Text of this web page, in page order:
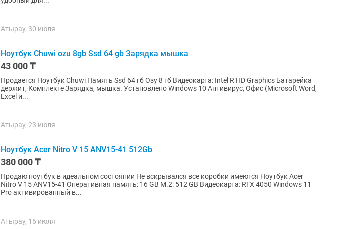
Атырау, 30 июля
Hoутбук Chuwi ozu 8gb Ssd 64 gb Зарядка мышка
43 000 ₸
Продается Ноутбук Chuwi Память Ssd 64 гб Озу 8 гб Видеокарта: Intel R HD Graphics Батарейка
держит, Комплекте Зарядка, мышка. Установлено Windows 10 Антивирус, Офис (Microsoft Word,
Excel и...
Атырау, 23 июля
Ноутбук Acer Nitro V 15 ANV15-41 512Gb
380 000 ₸
Продаю ноутбук в идеальном состоянии Не вскрывался все коробки имеются Ноутбук Acer
Nitro V 15 ANV15-41 Оперативная память: 16 GB M.2: 512 GB Видеокарта: RTX 4050 Windows 11
Pro активированный в...
Атырау, 16 июля